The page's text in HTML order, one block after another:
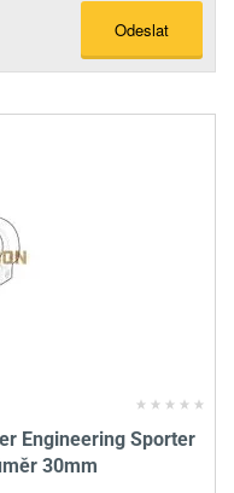
Odeslat
Engineering Sporter
30mm